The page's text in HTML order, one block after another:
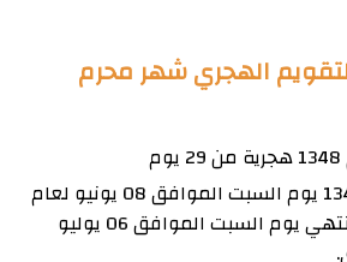
الهجري شهر محرم
يبدأ شهر محرّم 1348 يوم السبت الموافق 08 يونيو لعام
1929 ميلادي ، وينتهي يوم السبت الموافق 06 يوليو